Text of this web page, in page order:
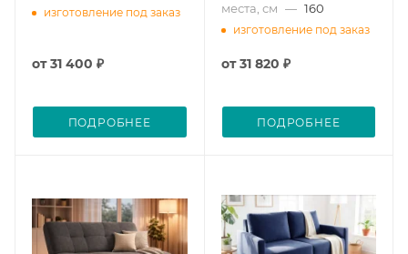
изготовление под заказ
от31 400 ₽
ПОДРОБНЕЕ
места, см — 160
изготовление под заказ
от31 820 ₽
ПОДРОБНЕЕ